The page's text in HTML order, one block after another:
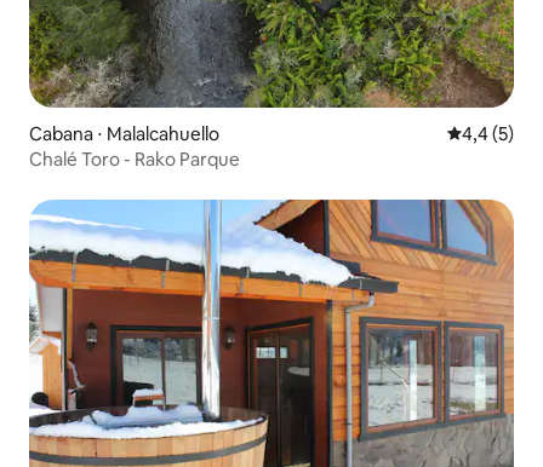
Cabana ⋅ Malalcahuello 4,4 de
4,4 (5)
Chalé Toro - Rako Parque